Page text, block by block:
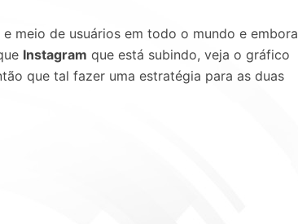
meio de usuários em todo o mundo e embora
Instagram que está subindo, veja o gráfico
que tal fazer uma estratégia para as duas